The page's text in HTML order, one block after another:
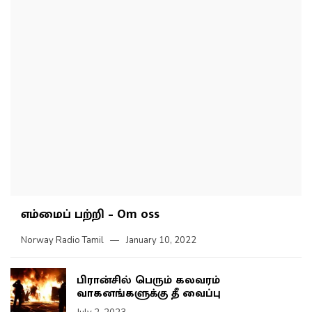
எம்மைப் பற்றி – Om oss
Norway Radio Tamil January 10, 2022
பிரான்சில் பெரும் கலவரம்
வாகனங்களுக்கு தீ வைப்பு